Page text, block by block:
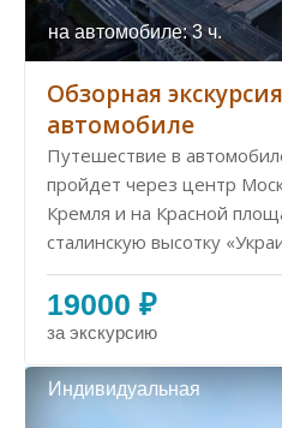
на автомобиле: 3 ч.
Обзорная
автомобиле
Путешествие в
пройдет через центр
Кремля и на Красной
сталинскую высотку
19000 ₽
за экскурсию
Индивидуальная